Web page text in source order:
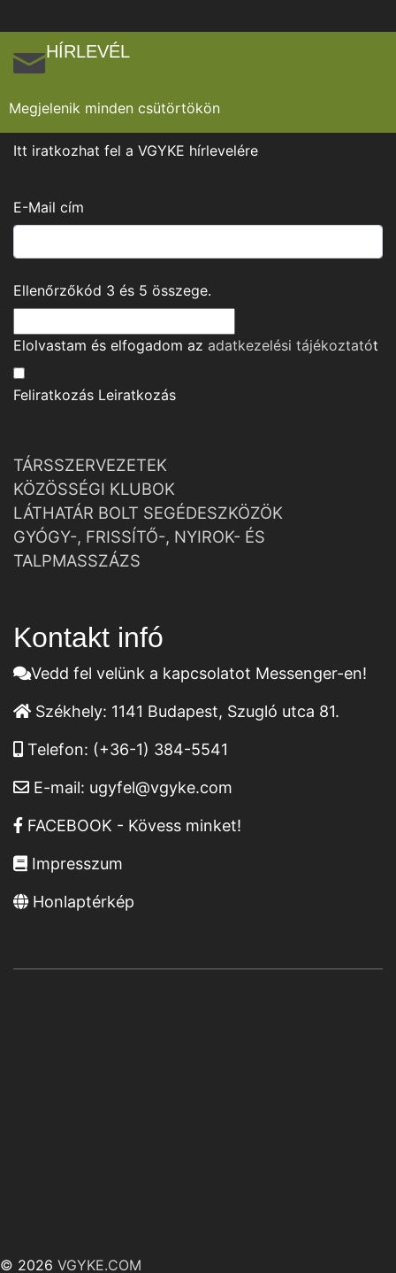
HÍRLEVÉL
Megjelenik minden csütörtökön
Itt iratkozhat fel a VGYKE hírlevelére
E-Mail cím
Ellenőrzőkód 3 és 5 összege.
Elolvastam és elfogadom az adatkezelési tájékoztatót
Feliratkozás Leiratkozás
TÁRSSZERVEZETEK
KÖZÖSSÉGI KLUBOK
LÁTHATÁR BOLT SEGÉDESZKÖZÖK
GYÓGY-, FRISSÍTŐ-, NYIROK- ÉS
TALPMASSZÁZS
Kontakt infó
Vedd fel velünk a kapcsolatot Messenger-en!
Székhely: 1141 Budapest, Szugló utca 81.
Telefon: (+36-1) 384-5541
E-mail: ugyfel@vgyke.com
FACEBOOK - Kövess minket!
Impresszum
Honlaptérkép
© 2026 VGYKE.COM